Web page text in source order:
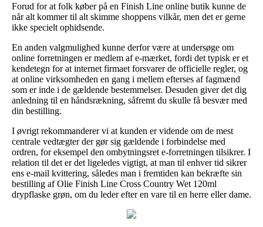
Forud for at folk køber på en Finish Line online butik kunne de
når alt kommer til alt skimme shoppens vilkår, men det er gerne
ikke specielt ophidsende.
En anden valgmulighed kunne derfor være at undersøge om
online forretningen er medlem af e-mærket, fordi det typisk er et
kendetegn for at internet firmaet forsvarer de officielle regler, og
at online virksomheden en gang i mellem efterses af fagmænd
som er inde i de gældende bestemmelser. Desuden giver det dig
anledning til en håndsrækning, såfremt du skulle få besvær med
din bestilling.
I øvrigt rekommanderer vi at kunden er vidende om de mest
centrale vedtægter der gør sig gældende i forbindelse med
ordren, for eksempel den ombytningsret e-forretningen tilsikrer. I
relation til det er det ligeledes vigtigt, at man til enhver tid sikrer
ens e-mail kvittering, således man i fremtiden kan bekræfte sin
bestilling af Olie Finish Line Cross Country Wet 120ml
drypflaske grøn, om du leder efter en vare til en herre eller dame.